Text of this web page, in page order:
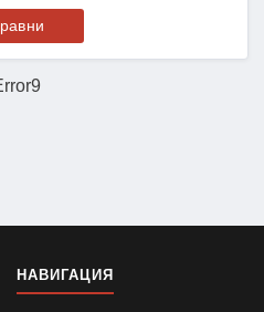
НАВИГАЦИЯ